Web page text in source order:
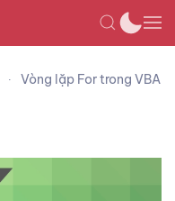
Vòng lặp For trong VBA